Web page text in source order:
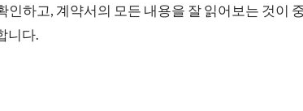
인하고, 계약서의 모든 내용을 잘 읽어보는 것이
니다.